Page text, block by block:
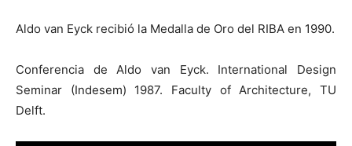
Aldo van Eyck recibió la Medalla de Oro del RIBA en 1990.
Conferencia de Aldo van Eyck. International Design
Seminar (Indesem) 1987. Faculty of Architecture, TU
Delft.